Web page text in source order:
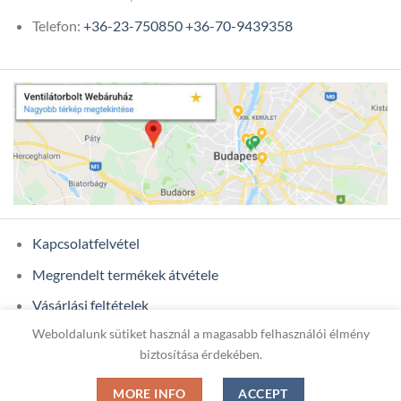
Telefon: +36-23-750850+36-70-9439358
Kapcsolatfelvétel
Megrendelt termékek átvétele
Vásárlási feltételek
Ügyfél adatok
Weboldalunk sütiket használ a magasabb felhasználói élmény
biztosítása érdekében.
MORE INFO ACCEPT